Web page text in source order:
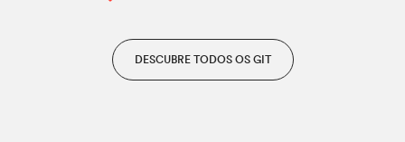
DESCUBRE TODOS OS GIT